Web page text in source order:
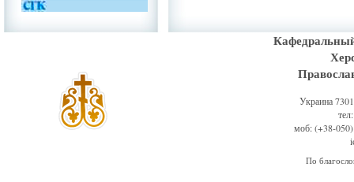
Украина
моб: (+38-
По